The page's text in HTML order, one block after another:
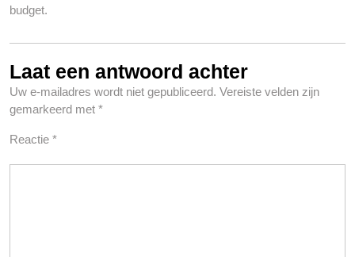
budget.
Laat een antwoord achter
Uw e-mailadres wordt niet gepubliceerd. Vereiste velden zijn
gemarkeerd met *
Reactie *